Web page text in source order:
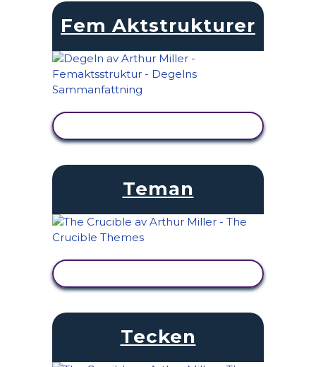
Fem Aktstrukturer
Teman
Tecken